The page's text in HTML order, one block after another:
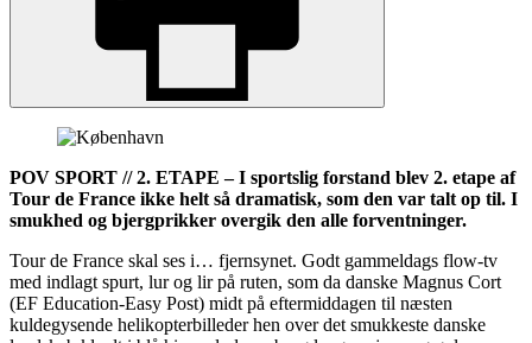
POV SPORT // 2. ETAPE – I sportslig forstand blev 2. etape af
Tour de France ikke helt så dramatisk, som den var talt op til. I
smukhed og bjergprikker overgik den alle forventninger.
Tour de France skal ses i… fjernsynet. Godt gammeldags flow-tv
med indlagt spurt, lur og lir på ruten, som da danske Magnus Cort
(EF Education-Easy Post) midt på eftermiddagen til næsten
kuldegysende helikopterbilleder hen over det smukkeste danske